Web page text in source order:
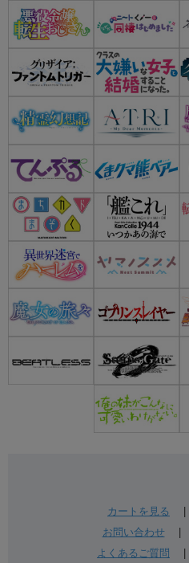
カートを見る
お問い合わせ|
よくあるご質問